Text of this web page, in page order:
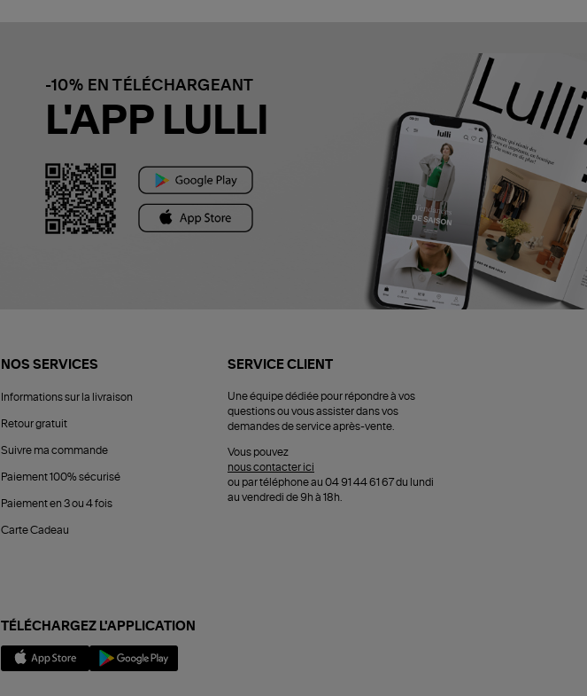
-10% EN TÉLÉCHARGEANT
L'APP LULLI
NOS SERVICES
Informations sur la livraison
Retour gratuit
Suivre ma commande
Paiement 100% sécurisé
Paiement en 3 ou 4 fois
Carte Cadeau
SERVICE CLIENT
Une équipe dédiée pour répondre à vos
questions ou vous assister dans vos
demandes de service après-vente.
Vous pouvez
nous contacter ici
ou par téléphone au 04 91 44 61 67 du lundi
au vendredi de 9h à 18h.
TÉLÉCHARGEZ L'APPLICATION